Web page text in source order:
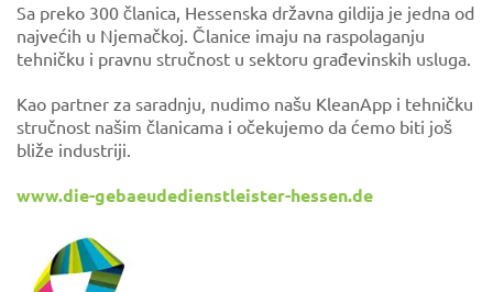
Register
Besplatna proba
BSAktuelle
Sa preko 300 članica, Hessenska državna gildija je jedna od
najvećih u Njemačkoj. Članice imaju na raspolaganju
tehničku i pravnu stručnost u sektoru građevinskih usluga.
Kao partner za saradnju, nudimo našu KleanApp i tehničku
stručnost našim članicama i očekujemo da ćemo biti još
bliže industriji.
www.die-gebaeudedienstleister-hessen.de